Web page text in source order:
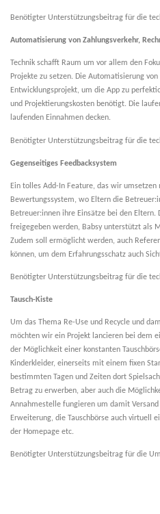
Benötigter Unterstützungsbeitrag für die
Automatisierung von Zahlungsverkehr,
Technik schafft Raum um vor allem den
Projekte zu setzen. Die Automatisierung
Entwicklungsprojekt, um die App zu
und Projektierungskosten benötigt. Die
laufenden Einnahmen decken.
Benötigter Unterstützungsbeitrag für die
Gegenseitiges Feedbacksystem
Ein tolles Add-In Feature, das wir
Bewertungssystem, wo Eltern die
Betreuer:innen ihre Einsätze bei den Eltern.
freigegeben werden, Babsy unterstützt als
Zudem soll ermöglicht werden, auch
können, um dem Erfahrungsschatz auch
Benötigter Unterstützungsbeitrag für die
Tausch-Kiste
Um das Thema Re-Use und Recycle und
möchten wir ein Projekt lancieren bei dem
der Möglichkeit einer konstanten
Kinderkleider, einerseits mit einem fixen
bestimmten Tagen und Zeiten dort
Betrag zu erwerben, aber auch die
Annahmestelle fungieren um damit
Erweiterung, die Tauschbörse auch virtuell
der Homepage etc.
Benötigter Unterstützungsbeitrag für die